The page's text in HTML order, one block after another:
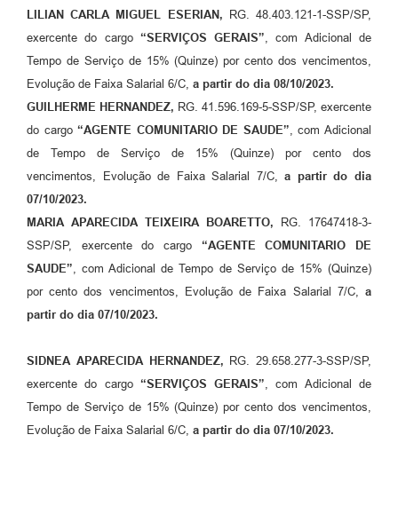
Turismo
A Nossa Cidade
Links
Telefones Úteis
FAQ
Departamentos
Calendário de Eventos
Serviços Online
LILIAN CARLA MIGUEL ESERIAN,
RG. 48.403.121-1-SSP/SP,
exercente do cargo “SERVIÇOS GERAIS”, com Adicional de
Tempo de Serviço de 15% (Quinze) por cento dos vencimentos,
Evolução de Faixa Salarial 6/C, a partir do dia 08/10/2023.
GUILHERME HERNANDEZ, RG. 41.596.169-5-SSP/SP, exercente
do cargo“AGENTE COMUNITARIO DE SAUDE”, com Adicional
de Tempo de Serviço de 15% (Quinze) por cento dos
vencimentos, Evolução de Faixa Salarial 7/C,a partir do dia
07/10/2023.
MARIA APARECIDA TEIXEIRA BOARETTO,
RG. 17647418-3-
SSP/SP, exercente do cargo “AGENTE COMUNITARIO DE
SAUDE”, com Adicional de Tempo de Serviço de 15% (Quinze)
por cento dos vencimentos, Evolução de Faixa Salarial 7/C, a
partir do dia 07/10/2023.
SIDNEA APARECIDA HERNANDEZ, RG. 29.658.277-3-SSP/SP,
exercente do cargo “SERVIÇOS GERAIS”, com Adicional de
Tempo de Serviço de 15% (Quinze) por cento dos vencimentos,
Evolução de Faixa Salarial 6/C, a partir do dia 07/10/2023.